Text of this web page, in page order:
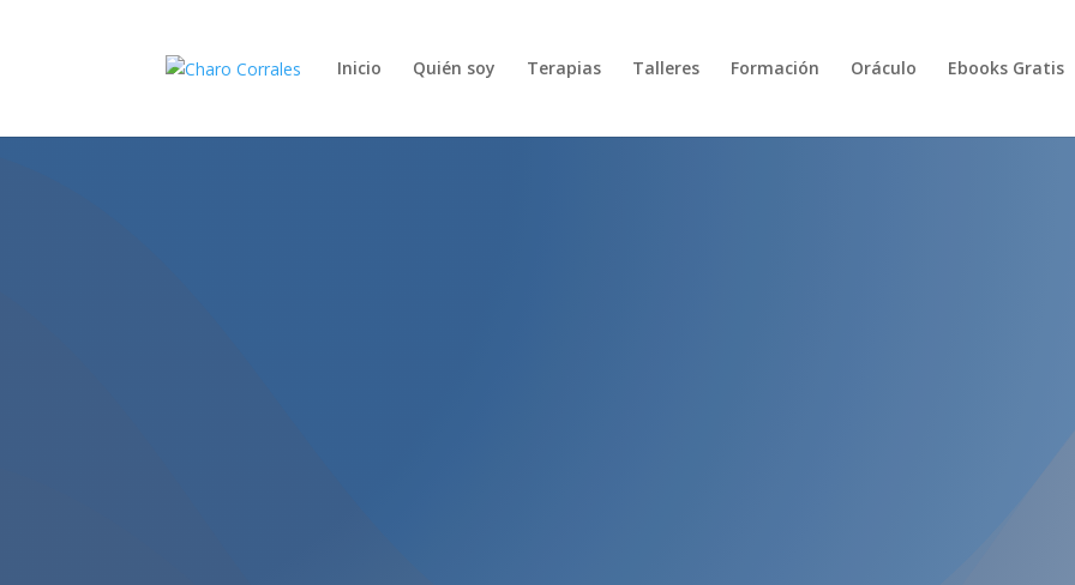
Inicio Quién soy Terapias Talleres Formación Oráculo Ebooks Gratis